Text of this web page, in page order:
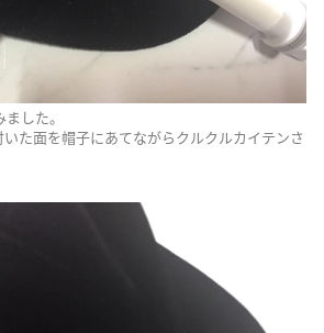
した。
た面を帽子にあてながらクルクルカイテンさ